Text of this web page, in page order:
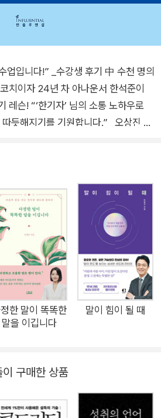
니다!” _수강생 후기 中 수천 명의
운서 한석준이
통 노하우로
지기를 기원합니다.” _오상진 아
용하길 권한다.” _전현무 MC “말
서 활약했던 한석준 아나운서의 스피
명의 수강생이 열광한 스피치 코치이자
중인 그는 “처음부터 말을 잘하는 사
말을 잘하고 싶은 일반 대중을 위한 스
준의 말하기 수업》을 펴냈다. 중요한
성과를 드러내야 할 때, 동료들과 의견
가야 할 때, 처음 만난 사람에게 나를
에서 곧바로 적용할 수 있는 노하우를
방하는
코칭 경험을 통해 터득한 노하우까
도 곧바로 효과를 볼 수 있는 것들이다.
하다’는 고민이 있는 사람에게는 ‘아,
한 말이 똑똑한
말을 이깁니다
말이 힘이 될 때
구매한 상품